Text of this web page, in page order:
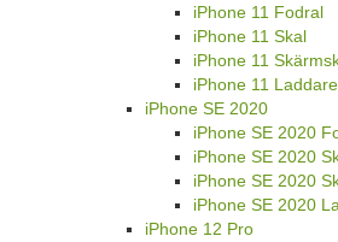
iPhone 11 Fodral
iPhone 11 Skal
iPhone 11
iPhone 11
iPhone SE 2020
iPhone SE 2020
iPhone SE 2020
iPhone SE 2020
iPhone SE 2020
iPhone 12 Pro